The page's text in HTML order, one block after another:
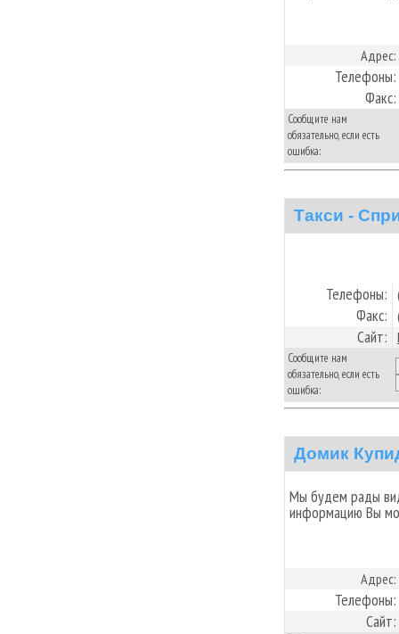
Адрес:
Телефоны:
Факс:
Сообщите нам
обязательно, если есть
ошибка:
Такси -
Телефоны:
Факс:
Сайт:
Сообщите нам
обязательно, если есть
ошибка:
Домик
Мы будем рады
информацию Вы
Адрес:
Телефоны:
Сайт: